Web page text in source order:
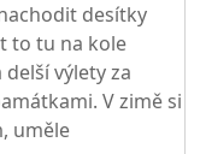
desítky
to tu na kole
výlety za
V zimě si
uměle